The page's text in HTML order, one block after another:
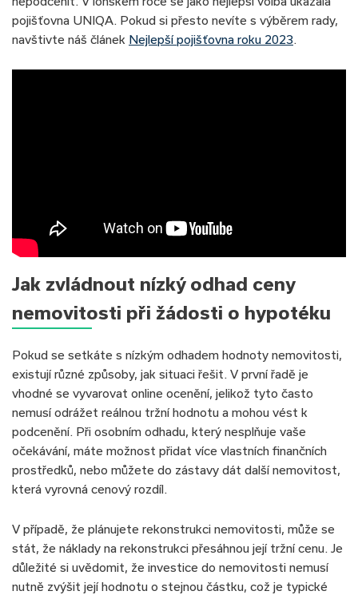
pojišťovna UNIQA. Pokud si přesto nevíte s výběrem rady,
navštivte náš článek Nejlepší pojišťovna roku 2023.
Jak zvládnout nízký odhad ceny
nemovitosti při žádosti o hypotéku
Pokud se setkáte s nízkým odhadem hodnoty nemovitosti,
existují různé způsoby, jak situaci řešit. V první řadě je
vhodné se vyvarovat online ocenění, jelikož tyto často
nemusí odrážet reálnou tržní hodnotu a mohou vést k
podcenění. Při osobním odhadu, který nesplňuje vaše
očekávání, máte možnost přidat více vlastních finančních
prostředků, nebo můžete do zástavy dát další nemovitost,
která vyrovná cenový rozdíl.
V případě, že plánujete rekonstrukci nemovitosti, může se
stát, že náklady na rekonstrukci přesáhnou její tržní cenu. Je
důležité si uvědomit, že investice do nemovitosti nemusí
nutně zvýšit její hodnotu o stejnou částku, což je typické